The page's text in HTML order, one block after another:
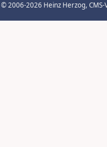
© 2006-2026 Heinz Herzog,